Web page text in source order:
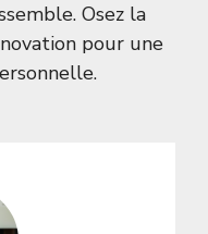
Osez la
pour une